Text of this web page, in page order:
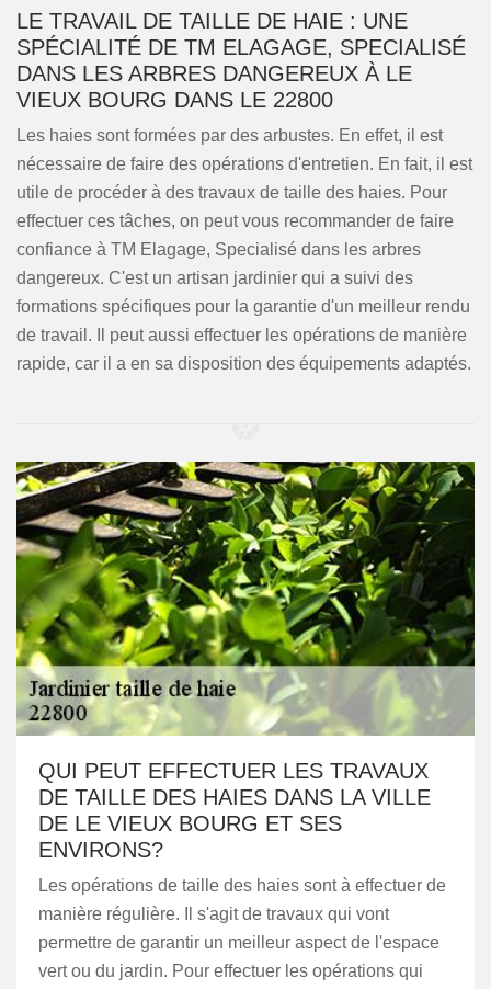
LE TRAVAIL DE TAILLE DE HAIE : UNE
SPÉCIALITÉ DE TM ELAGAGE, SPECIALISÉ
DANS LES ARBRES DANGEREUX À LE
VIEUX BOURG DANS LE 22800
Les haies sont formées par des arbustes. En effet, il est
nécessaire de faire des opérations d'entretien. En fait, il est
utile de procéder à des travaux de taille des haies. Pour
effectuer ces tâches, on peut vous recommander de faire
confiance à TM Elagage, Specialisé dans les arbres
dangereux. C'est un artisan jardinier qui a suivi des
formations spécifiques pour la garantie d'un meilleur rendu
de travail. Il peut aussi effectuer les opérations de manière
rapide, car il a en sa disposition des équipements adaptés.
QUI PEUT EFFECTUER LES TRAVAUX
DE TAILLE DES HAIES DANS LA VILLE
DE LE VIEUX BOURG ET SES
ENVIRONS?
Les opérations de taille des haies sont à effectuer de
manière régulière. Il s'agit de travaux qui vont
permettre de garantir un meilleur aspect de l'espace
vert ou du jardin. Pour effectuer les opérations qui